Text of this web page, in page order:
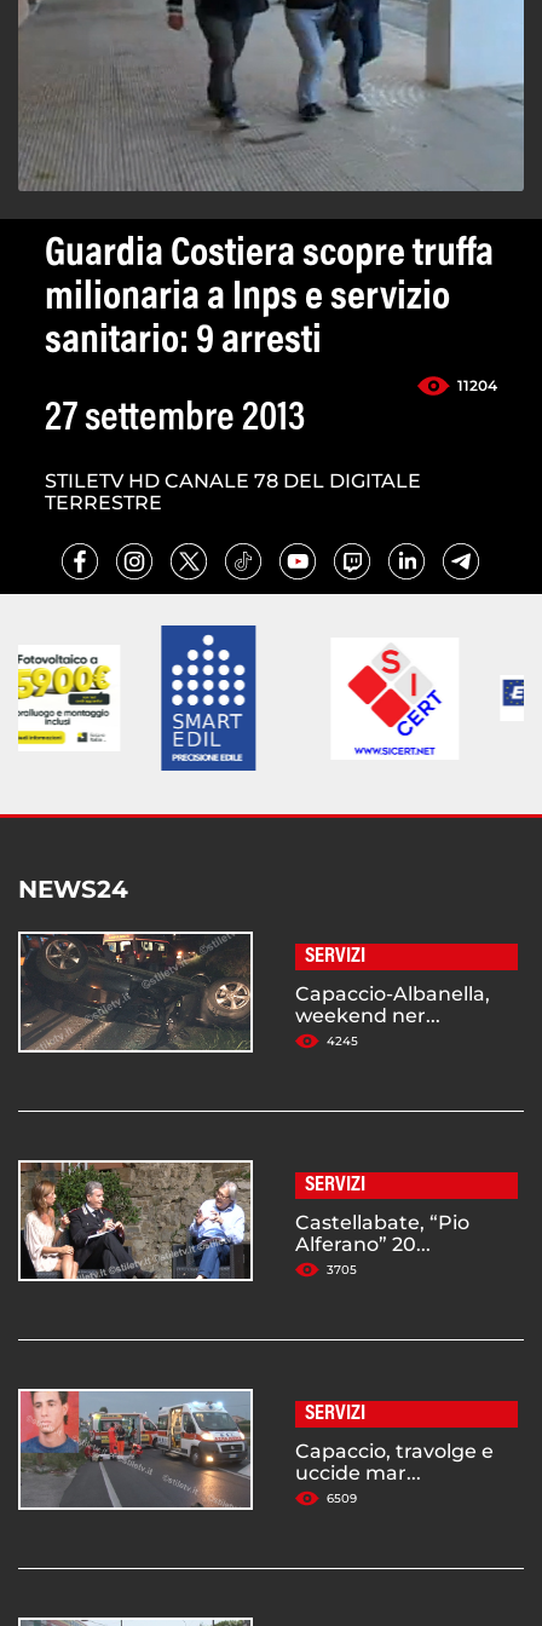
Guardia Costiera scopre truffa
milionaria a Inps e servizio
sanitario: 9 arresti
11204
27 settembre 2013
STILETV HD CANALE 78 DEL DIGITALE
TERRESTRE
NEWS24
SERVIZI
Capaccio-Albanella,
weekend ner...
4245
SERVIZI
Castellabate, “Pio
Alferano” 20...
3705
SERVIZI
Capaccio, travolge e
uccide mar...
6509